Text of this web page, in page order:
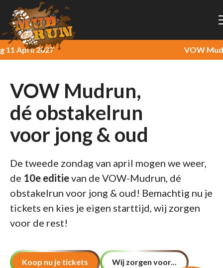
April 2027 VOW
VOW Mudrun,
dé obstakelrun
voor jong & oud
De tweede zondag van april mogen we weer,
de 10e editievan de VOW-Mudrun, dé
obstakelrun voor jong & oud! Bemachtig nu je
tickets en kies je eigen starttijd, wij zorgen
voor de rest!
Koop nu je tickets Wij zorgen voor...